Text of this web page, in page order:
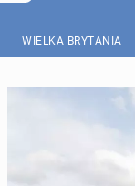
WIELKA BRYTANIA